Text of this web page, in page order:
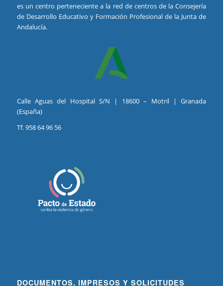
es un centro perteneciente a la red de centros de la Consejería
de Desarrollo Educativo y Formación Profesional de la Junta de
Andalucía.
Calle Aguas del Hospital S/N | 18600 – Motril | Granada
(España)
Tf. 958 64 96 56
DOCUMENTOS, IMPRESOS Y SOLICITUDES